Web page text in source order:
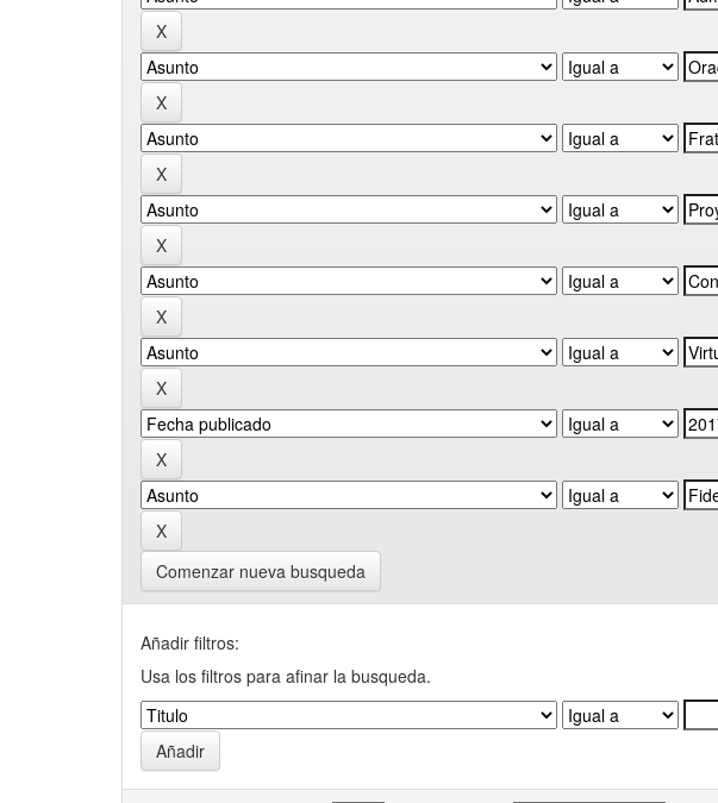
Comenzar nueva busqueda
Añadir filtros:
Usa los filtros para afinar la busqueda.